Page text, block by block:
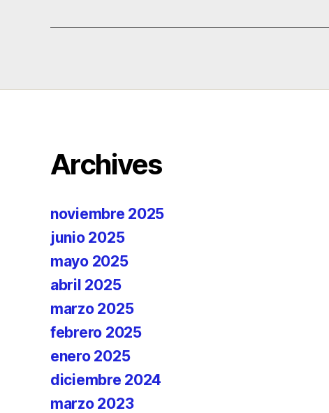
Archives
noviembre 2025
junio 2025
mayo 2025
abril 2025
marzo 2025
febrero 2025
enero 2025
diciembre 2024
marzo 2023